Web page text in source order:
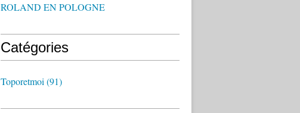
ROLAND EN POLOGNE
Catégories
Toporetmoi (91)